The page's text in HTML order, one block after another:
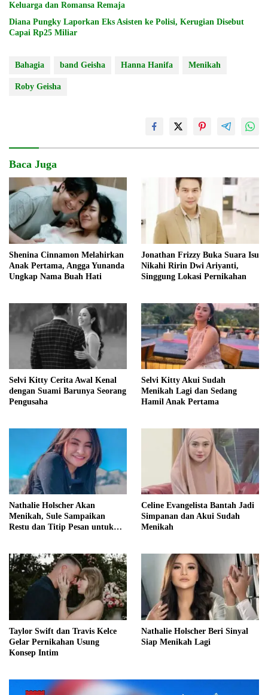
Keluarga dan Romansa Remaja
Diana Pungky Laporkan Eks Asisten ke Polisi, Kerugian Disebut
Capai Rp25 Miliar
Bahagia band Geisha Hanna Hanifa Menikah
Roby Geisha
Baca Juga
Shenina Cinnamon Melahirkan
Anak Pertama, Angga Yunanda
Ungkap Nama Buah Hati
Jonathan Frizzy Buka Suara Isu
Nikahi Ririn Dwi Ariyanti,
Singgung Lokasi Pernikahan
Selvi Kitty Cerita Awal Kenal
dengan Suami Barunya Seorang
Pengusaha
Selvi Kitty Akui Sudah
Menikah Lagi dan Sedang
Hamil Anak Pertama
Nathalie Holscher Akan
Menikah, Sule Sampaikan
Restu dan Titip Pesan untuk
Celine Evangelista Bantah Jadi
Simpanan dan Akui Sudah
Menikah
Taylor Swift dan Travis Kelce
Gelar Pernikahan Usung
Konsep Intim
Nathalie Holscher Beri Sinyal
Siap Menikah Lagi